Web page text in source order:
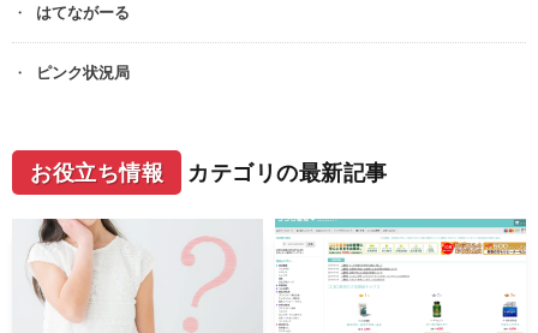
はてながーる
ピンク状況局
お役立ち情報 カテゴリの最新記事